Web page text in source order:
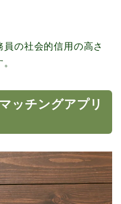
の社会的信用の高さ
ッチングアプリ